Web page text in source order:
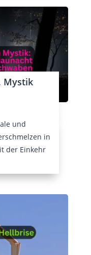
Mystik
und
in
der Einkehr